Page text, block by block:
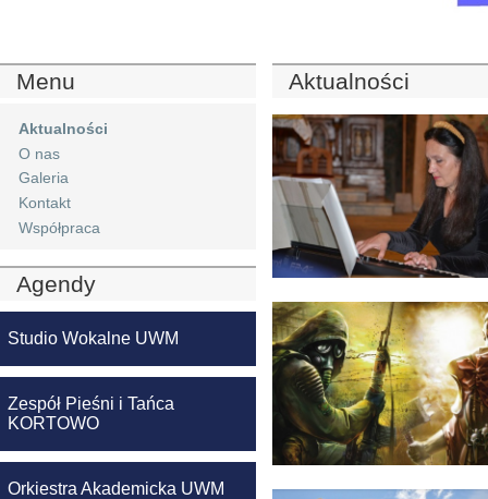
Menu
Aktualności
O nas
Galeria
Kontakt
Współpraca
Agendy
Studio Wokalne UWM
Zespół Pieśni i Tańca
KORTOWO
Orkiestra Akademicka UWM
Aktualności